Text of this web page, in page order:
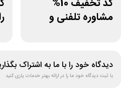
مشاوره تلفنی و
دیدگاه خود را با ما به اشتراک
با ثبت دیدگاه خود ما را در ارائه بهتر خدمات یاری کنید